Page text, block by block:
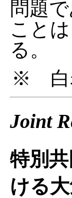
問題
こと
る。
※ 白
Joint
特別
ける